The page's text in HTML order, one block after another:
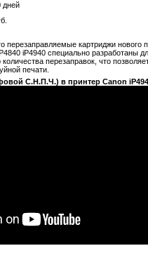
дней
картриджи нового
iP4940 специально разработаны
перезаправок, что
печати.
С.Н.П.Ч.) в принтер Canon